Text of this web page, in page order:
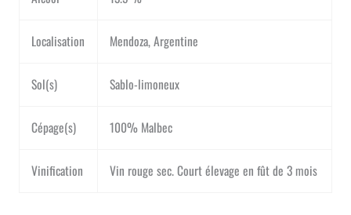
Localisation Mendoza, Argentine
Sol(s) Sablo-limoneux
Cépage(s) 100% Malbec
Vinification Vin rouge sec. Court élevage en fût de 3 mois